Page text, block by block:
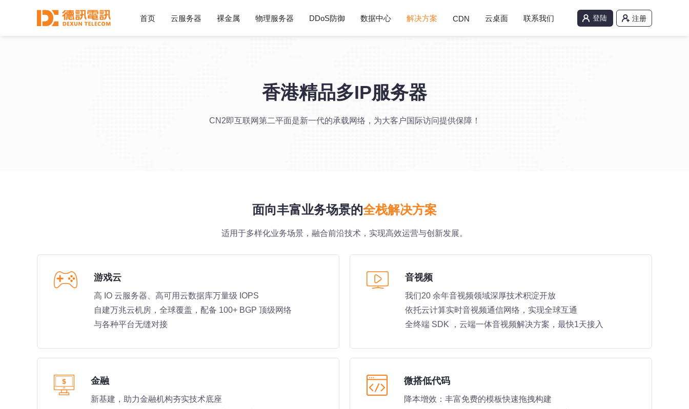
首页 云服务器 裸金属 物理服务器 DDoS防御 数据中心 解决方案 CDN 云桌面 联系我们 登陆 注册
香港精品多IP服务器
CN2即互联网第二平面是新一代的承载网络，为大客户国际访问提供保障！
面向丰富业务场景的全栈解决方案
适用于多样化业务场景，融合前沿技术，实现高效运营与创新发展。
游戏云
高 IO 云服务器、高可用云数据库万量级 IOPS
自建万兆云机房，全球覆盖，配备 100+ BGP 顶级网络
与各种平台无缝对接
音视频
我们20 余年音视频领域深厚技术积淀开放
依托云计算实时音视频通信网络，实现全球互通
全终端 SDK ，云端一体音视频解决方案，最快1天接入
金融
新基建，助力金融机构夯实技术底座
微搭低代码
降本增效：丰富免费的模板快速拖拽构建